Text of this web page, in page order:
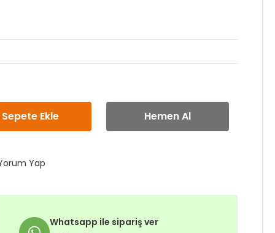
Sepete Ekle Hemen Al
Yap
Whatsapp ile sipariş ver